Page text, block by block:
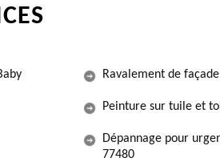
Ravalement de
Peinture sur tuile et
Dépannage pour
77480